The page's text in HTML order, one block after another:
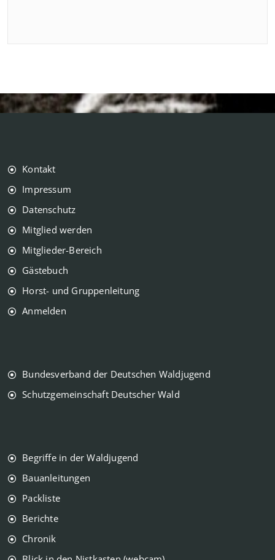
Kontakt
Impressum
Datenschutz
Mitglied werden
Mitglieder-Bereich
Gästebuch
Horst- und Gruppenleitung
Anmelden
Bundesverband der Deutschen Waldjugend
Schutzgemeinschaft Deutscher Wald
Begriffe in der Waldjugend
Bauanleitungen
Packliste
Berichte
Chronik